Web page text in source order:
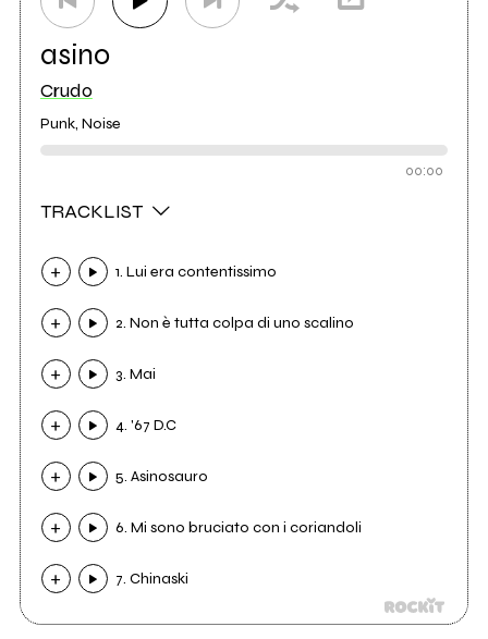
asino
Crudo
Punk, Noise
00:00
TRACKLIST
1. Lui era contentissimo
2. Non è tutta colpa di uno scalino
3. Mai
4. '67 D.C
5. Asinosauro
6. Mi sono bruciato con i coriandoli
7. Chinaski